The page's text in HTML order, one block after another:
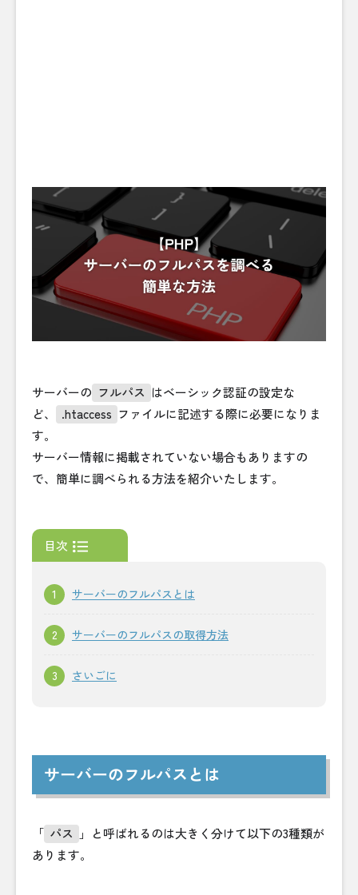
サーバーの フルパス はベーシック認証の設定な
ど、
.htaccess ファイルに記述する際に必要になりま
す。
サーバー情報に掲載されていない場合もありますの
で、簡単に調べられる方法を紹介いたします。
目次
サーバーのフルパスとは
サーバーのフルパスの取得方法
さいごに
サーバーのフルパスとは
「 パス
」と呼ばれるのは大きく分けて以下の3種類が
あります。